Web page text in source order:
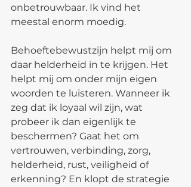
onbetrouwbaar. Ik vind het
meestal enorm moedig.
Behoeftebewustzijn helpt mij om
daar helderheid in te krijgen. Het
helpt mij om onder mijn eigen
woorden te luisteren. Wanneer ik
zeg dat ik loyaal wil zijn, wat
probeer ik dan eigenlijk te
beschermen? Gaat het om
vertrouwen, verbinding, zorg,
helderheid, rust, veiligheid of
erkenning? En klopt de strategie